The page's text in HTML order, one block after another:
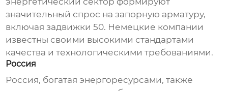
значительный спрос на запорную арматуру,
включаязадвижки 50. Немецкие компании
известны своими высокими стандартами
качества и технологическими требованиями.
Россия
Россия, богатая энергоресурсами, также